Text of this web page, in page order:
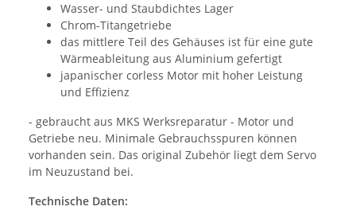
Wasser- und Staubdichtes Lager
Chrom-Titangetriebe
das mittlere Teil des Gehäuses ist für eine gute
Wärmeableitung aus Aluminium gefertigt
japanischer corless Motor mit hoher Leistung
und Effizienz
- gebraucht aus MKS Werksreparatur - Motor und
Getriebe neu. Minimale Gebrauchsspuren können
vorhanden sein. Das original Zubehör liegt dem Servo
im Neuzustand bei.
Technische Daten: